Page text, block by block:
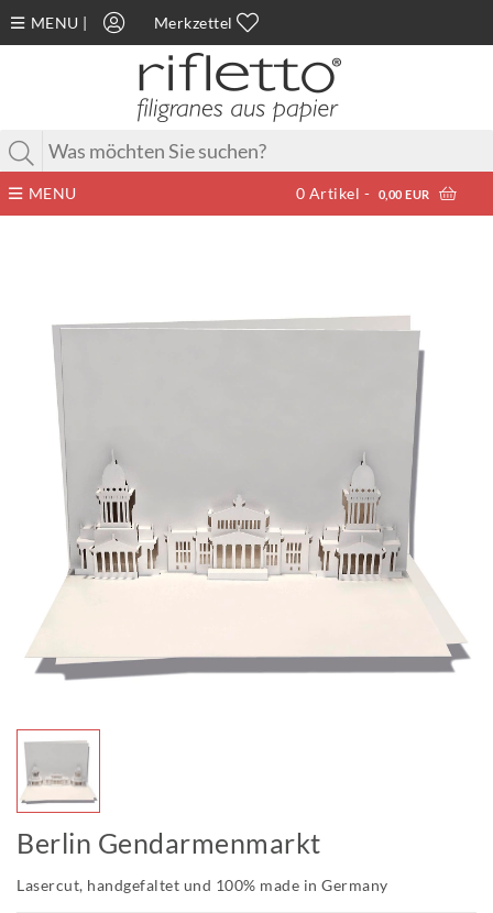
MENU Merkzettel
MENU 0 Artikel - 0,00 EUR
Berlin Gendarmenmarkt
Lasercut, handgefaltet und 100% made in Germany